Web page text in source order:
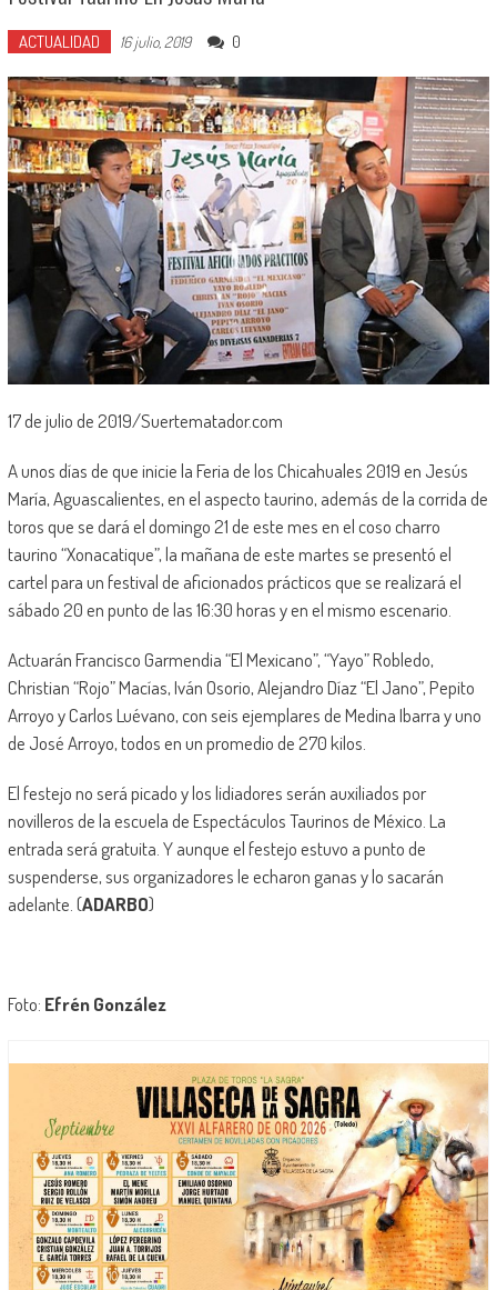
ACTUALIDAD 16 julio, 2019 0
17 de julio de 2019/Suertematador.com
A unos días de que inicie la Feria de los Chicahuales 2019 en Jesús
María, Aguascalientes, en el aspecto taurino, además de la corrida de
toros que se dará el domingo 21 de este mes en el coso charro
taurino “Xonacatique”, la mañana de este martes se presentó el
cartel para un festival de aficionados prácticos que se realizará el
sábado 20 en punto de las 16:30 horas y en el mismo escenario.
Actuarán Francisco Garmendia “El Mexicano”, “Yayo” Robledo,
Christian “Rojo” Macías, Iván Osorio, Alejandro Díaz “El Jano”, Pepito
Arroyo y Carlos Luévano, con seis ejemplares de Medina Ibarra y uno
de José Arroyo, todos en un promedio de 270 kilos.
El festejo no será picado y los lidiadores serán auxiliados por
novilleros de la escuela de Espectáculos Taurinos de México. La
entrada será gratuita. Y aunque el festejo estuvo a punto de
suspenderse, sus organizadores le echaron ganas y lo sacarán
adelante. (ADARBO)
Foto: Efrén González